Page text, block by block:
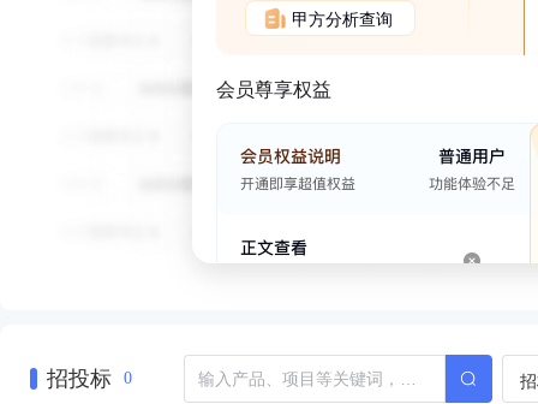
甲方分析查询
会员尊享权益
招投标 0